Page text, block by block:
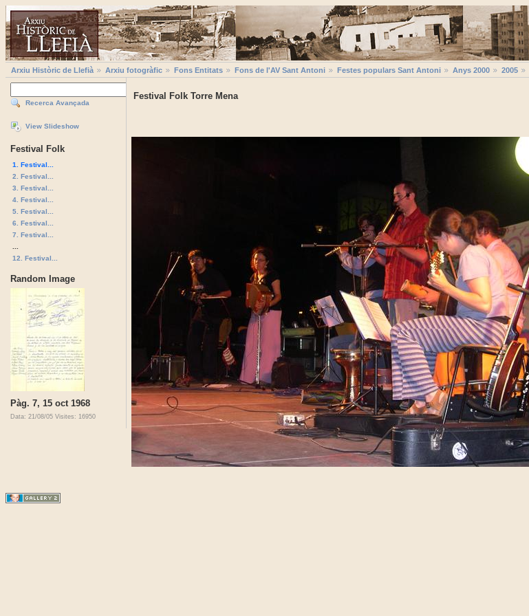
Arxiu Històric de Llefià Arxiu fotogràfic Fons Entitats Fons de l'AV Sant Antoni Festes populars Sant Antoni Anys 2000 2005
Recerca Avançada
View Slideshow
Festival Folk
1. Festival...
2. Festival...
3. Festival...
4. Festival...
5. Festival...
6. Festival...
7. Festival...
12. Festival...
Random Image
Pàg. 7, 15 oct 1968
Data: 21/08/05 Visites: 16950
Festival Folk Torre Mena